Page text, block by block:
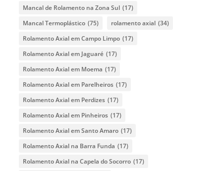
Mancal de Rolamento na Zona Sul (17)
Mancal Termoplástico (75) rolamento axial (34)
Rolamento Axial em Campo Limpo (17)
Rolamento Axial em Jaguaré (17)
Rolamento Axial em Moema (17)
Rolamento Axial em Parelheiros (17)
Rolamento Axial em Perdizes (17)
Rolamento Axial em Pinheiros (17)
Rolamento Axial em Santo Amaro (17)
Rolamento Axial na Barra Funda (17)
Rolamento Axial na Capela do Socorro (17)